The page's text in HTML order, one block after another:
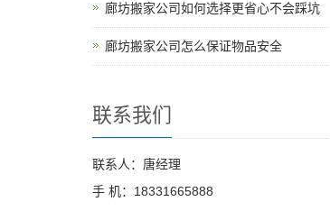
廊坊搬家公司如何选择更省心不会踩坑
廊坊搬家公司怎么保证物品安全
联系我们
联系人：唐经理
手 机：18331665888